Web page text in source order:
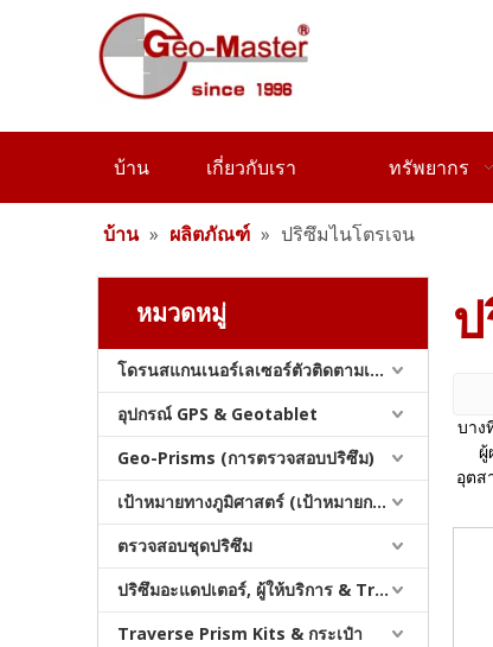
บ้าน เกี่ยวกับเรา ทรัพยากร
บ้าน » ผลิตภัณฑ์ » ปริซึมไนโตรเจน
หมวดหมู่
โดรนสแกนเนอร์เลเซอร์ตัวติดตามเลเซอร์และสแลม
อุปกรณ์ GPS & Geotablet
Geo-Prisms (การตรวจสอบปริซึม)
เป้าหมายทางภูมิศาสตร์ (เป้าหมายการสำรวจ)
ตรวจสอบชุดปริซึม
ปริซึมอะแดปเตอร์, ผู้ให้บริการ & Tribrachs
Traverse Prism Kits & กระเป๋า
บาง
ผู้
อุตส